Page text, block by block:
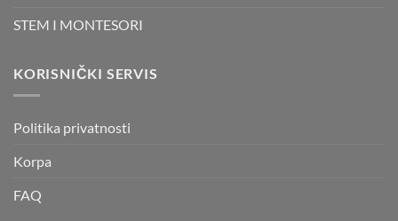
STEM I MONTESORI
KORISNIČKI SERVIS
Politika privatnosti
Korpa
FAQ